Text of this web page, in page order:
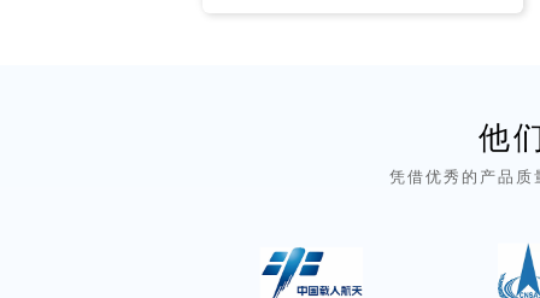
他
凭借优秀的产品质